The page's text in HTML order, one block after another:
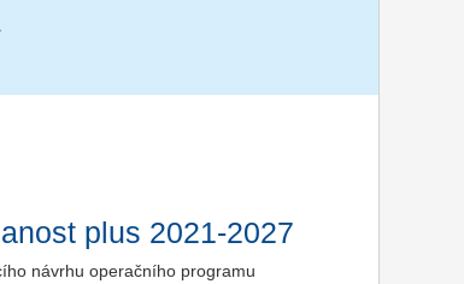
plus 2021-2027
návrhu operačního programu